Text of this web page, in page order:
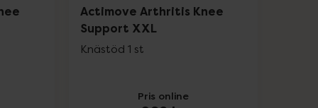
Actimove Arthritis Knee
Support XXL
Knästöd 1 st
Pris online